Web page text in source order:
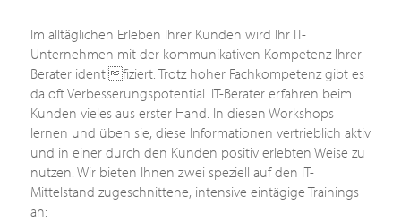
Im alltäglichen Erleben Ihrer Kunden wird Ihr IT-
Unternehmen mit der kommunikativen Kompetenz Ihrer
Berater identifiziert. Trotz hoher Fachkompetenz gibt es
da oft Verbesserungspotential. IT-Berater erfahren beim
Kunden vieles aus erster Hand. In diesen Workshops
lernen und üben sie, diese Informationen vertrieblich aktiv
und in einer durch den Kunden positiv erlebten Weise zu
nutzen. Wir bieten Ihnen zwei speziell auf den IT-
Mittelstand zugeschnittene, intensive eintägige Trainings
an: